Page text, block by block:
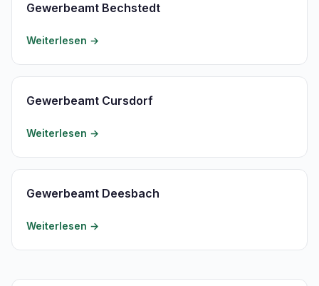
Gewerbeamt Bechstedt
Weiterlesen →
Gewerbeamt Cursdorf
Weiterlesen →
Gewerbeamt Deesbach
Weiterlesen →